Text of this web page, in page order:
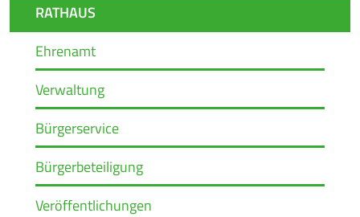
RATHAUS
Ehrenamt
Verwaltung
Bürgerservice
Bürgerbeteiligung
Veröffentlichungen